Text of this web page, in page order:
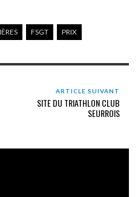
FSGT PRIX
ARTICLE SUIVANT
SITE DU TRIATHLON CLUB
SEURROIS